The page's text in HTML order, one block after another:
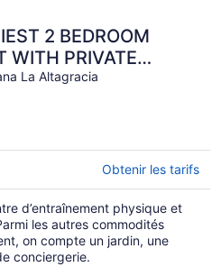
2 BEDROOM
WITH PRIVATE
AT CAP CANA
La Altagracia
Obtenir les tarifs
d’entraînement physique et
les autres commodités
on compte un jardin, une
conciergerie.